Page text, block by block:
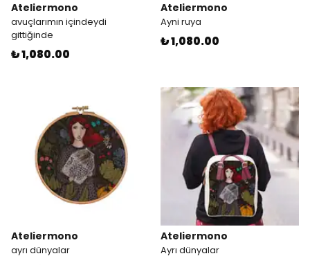
Ateliermono
avuçlarımın içindeydi
gittiğinde
₺ 1,080.00
Ateliermono
Ayni ruya
₺ 1,080.00
Ateliermono
ayrı dünyalar
Ateliermono
Ayrı dünyalar